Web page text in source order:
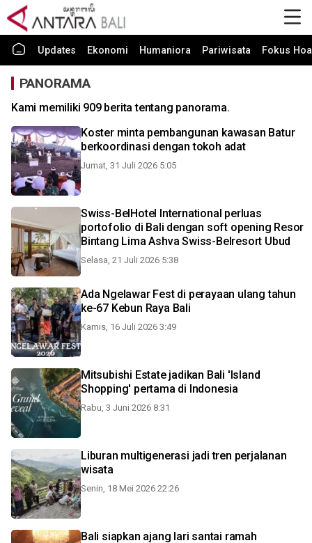
Updates Ekonomi Humaniora Pariwisata Fokus
PANORAMA
Kami memiliki 909 berita tentang panorama.
Koster minta pembangunan kawasan Batur
berkoordinasi dengan tokoh adat
Jumat, 31 Juli 2026 5:05
Swiss-BelHotel International perluas
portofolio di Bali dengan soft opening Resor
Bintang Lima Ashva Swiss-Belresort Ubud
Selasa, 21 Juli 2026 5:38
Ada Ngelawar Fest di perayaan ulang tahun
ke-67 Kebun Raya Bali
Kamis, 16 Juli 2026 3:49
Mitsubishi Estate jadikan Bali 'Island
Shopping' pertama di Indonesia
Rabu, 3 Juni 2026 8:31
Liburan multigenerasi jadi tren perjalanan
wisata
Senin, 18 Mei 2026 22:26
Bali siapkan ajang lari santai ramah